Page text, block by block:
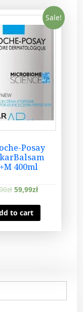
Sale!
Posay
400ml
zł 59,99zł
to cart